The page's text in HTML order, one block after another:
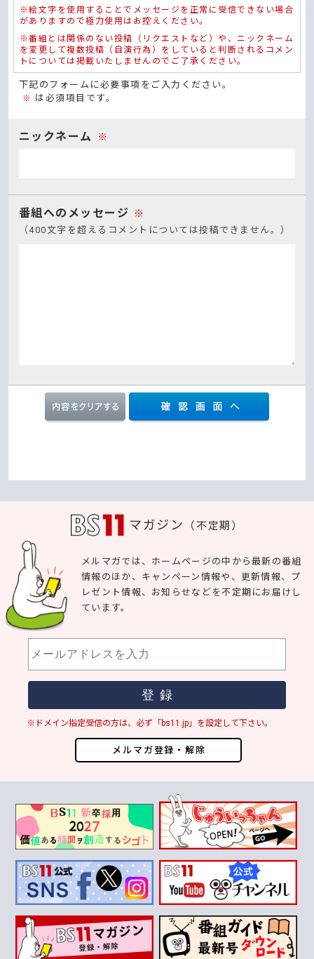
※絵文字を使用することでメッセージを正常に受信できない場合
がありますので極力使用はお控えください。
※番組とは関係のない投稿（リクエストなど）や、ニックネーム
を変更して複数投稿（自演行為）をしていると判断されるコメン
トについては掲載いたしませんのでご了承ください。
下記のフォームに必要事項をご入力ください。
※ は必須項目です。
ニックネーム ※
番組へのメッセージ ※
（400文字を超えるコメントについては投稿できません。）
マガジン （不定期）
メルマガ登録・解除
メルマガでは、ホームページの中から最新の番組
情報のほか、キャンペーン情報や、更新情報、プ
レゼント情報、お知らせなどを不定期にお届けし
ています。
※ドメイン指定受信の方は、必ず「bs11.jp」を設定して下さい。